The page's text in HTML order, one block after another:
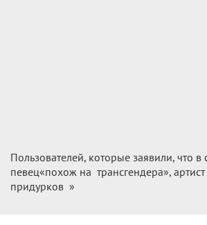
Пользователей, которые заявили, что
певец«похож на трансгендера», артист
придурков »